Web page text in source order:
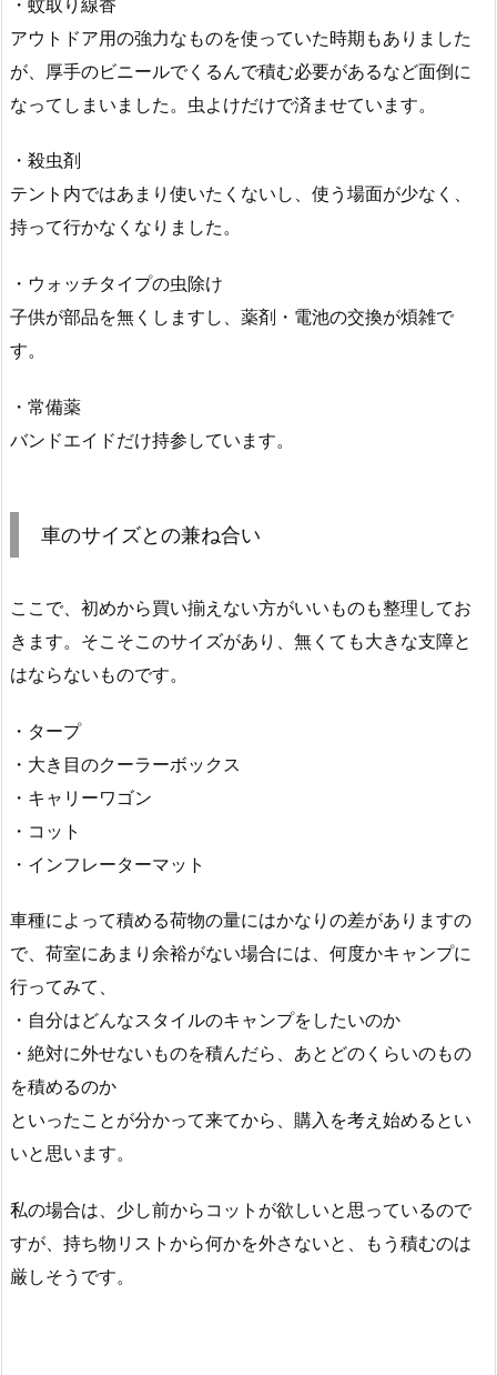
アウトドア用の強力なものを使っていた時期もありました
が、厚手のビニールでくるんで積む必要があるなど面倒に
なってしまいました。虫よけだけで済ませています。
・殺虫剤
テント内ではあまり使いたくないし、使う場面が少なく、
持って行かなくなりました。
・ウォッチタイプの虫除け
子供が部品を無くしますし、薬剤・電池の交換が煩雑で
す。
・常備薬
バンドエイドだけ持参しています。
車のサイズとの兼ね合い
ここで、初めから買い揃えない方がいいものも整理してお
きます。そこそこのサイズがあり、無くても大きな支障と
はならないものです。
・タープ
・大き目のクーラーボックス
・キャリーワゴン
・コット
・インフレーターマット
車種によって積める荷物の量にはかなりの差がありますの
で、荷室にあまり余裕がない場合には、何度かキャンプに
行ってみて、
・自分はどんなスタイルのキャンプをしたいのか
・絶対に外せないものを積んだら、あとどのくらいのもの
を積めるのか
といったことが分かって来てから、購入を考え始めるとい
いと思います。
私の場合は、少し前からコットが欲しいと思っているので
すが、持ち物リストから何かを外さないと、もう積むのは
厳しそうです。